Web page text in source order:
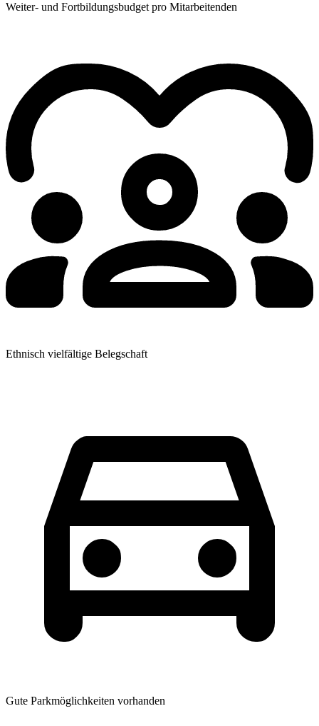
Weiter- und Fortbildungsbudget pro Mitarbeitenden
Ethnisch vielfältige Belegschaft
Gute Parkmöglichkeiten vorhanden